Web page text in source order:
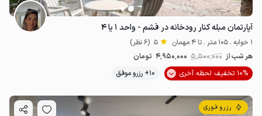
آپارتمان مبله کنار رودخانه در فشم - واحد ۱ یا ۴
1 خوابه . 105 متر . تا 4 مهمان 5 (6 نظر)
هر شب از 5٬500٬000 4٬950٬000 تومان
10% تخفیف لحظه آخری
10+ رزرو موفق
رزرو فوری